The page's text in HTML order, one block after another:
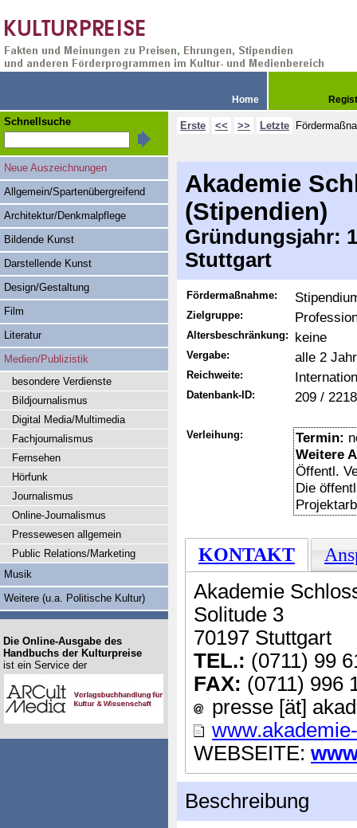
Home
Erste << >> Letzte
Akademie
(Stipendien)
Gründungsjahr:
Stuttgart
Fördermaßnahme:
Zielgruppe:
Altersbeschränkung: keine
Vergabe: alle 2
Reichweite:
Datenbank-ID: 209 / 2218
Verleihung: Termin:
Weitere
Öffentl.
Die
KONTAKT
Akademie
Solitude 3
70197 Stuttgart
TEL.: (0711) 99
FAX: (0711) 996
presse [ät]
WEBSEITE:
Beschreibung
Schnellsuche
Neue Auszeichnungen
Allgemein/Spartenübergreifend
Architektur/Denkmalpflege
Bildende Kunst
Darstellende Kunst
Design/Gestaltung
Film
Literatur
Medien/Publizistik
besondere Verdienste
Bildjournalismus
Digital Media/Multimedia
Fachjournalismus
Fernsehen
Hörfunk
Journalismus
Online-Journalismus
Pressewesen allgemein
Public Relations/Marketing
Musik
Weitere (u.a. Politische Kultur)
Die Online-Ausgabe des
Handbuchs der Kulturpreise
ist ein Service der